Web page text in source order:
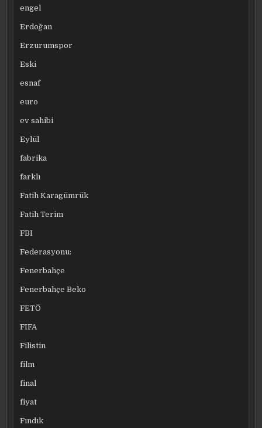
engel
Erdoğan
Erzurumspor
Eski
esnaf
euro
ev sahibi
Eylül
fabrika
farklı
Fatih Karagümrük
Fatih Terim
FBI
Federasyonu:
Fenerbahçe
Fenerbahçe Beko
FETÖ
FIFA
Filistin
film
final
fiyat
Fındık